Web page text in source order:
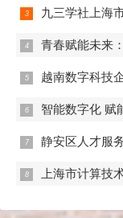
九三学社上海市委科
青春赋能未来
越南数字科技
智能数字化 赋能科
静安区人才服务中心
上海市计算技术研